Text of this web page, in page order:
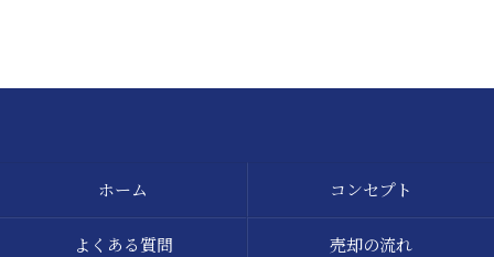
ホーム コンセプト
よくある質問 売却の流れ